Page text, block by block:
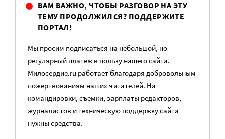
ВАМ ВАЖНО, ЧТОБЫ РАЗГОВОР НА ЭТУ
ТЕМУ ПРОДОЛЖИЛСЯ? ПОДДЕРЖИТЕ
ПОРТАЛ!
Мы просим подписаться на небольшой, но
регулярный платеж в пользу нашего сайта.
Милосердие.ru работает благодаря добровольным
пожертвованиям наших читателей. На
командировки, съемки, зарплаты редакторов,
журналистов и техническую поддержку сайта
нужны средства.